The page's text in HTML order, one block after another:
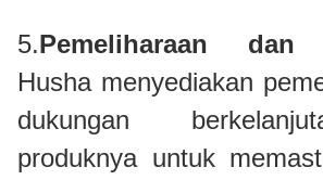
5.Pemeliharaan dan
Husha menyediakan
dukungan
produknya untuk